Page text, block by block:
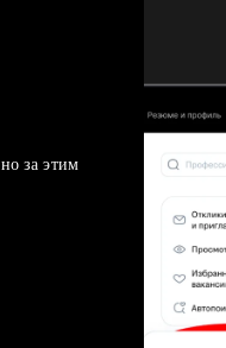
за этим